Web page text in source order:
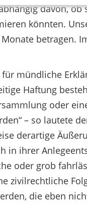
davon,
könnten.
betragen.
mündliche
Haftung
oder
– so lautete
derartige
in ihrer
oder grob
zivilrechtliche
die eben